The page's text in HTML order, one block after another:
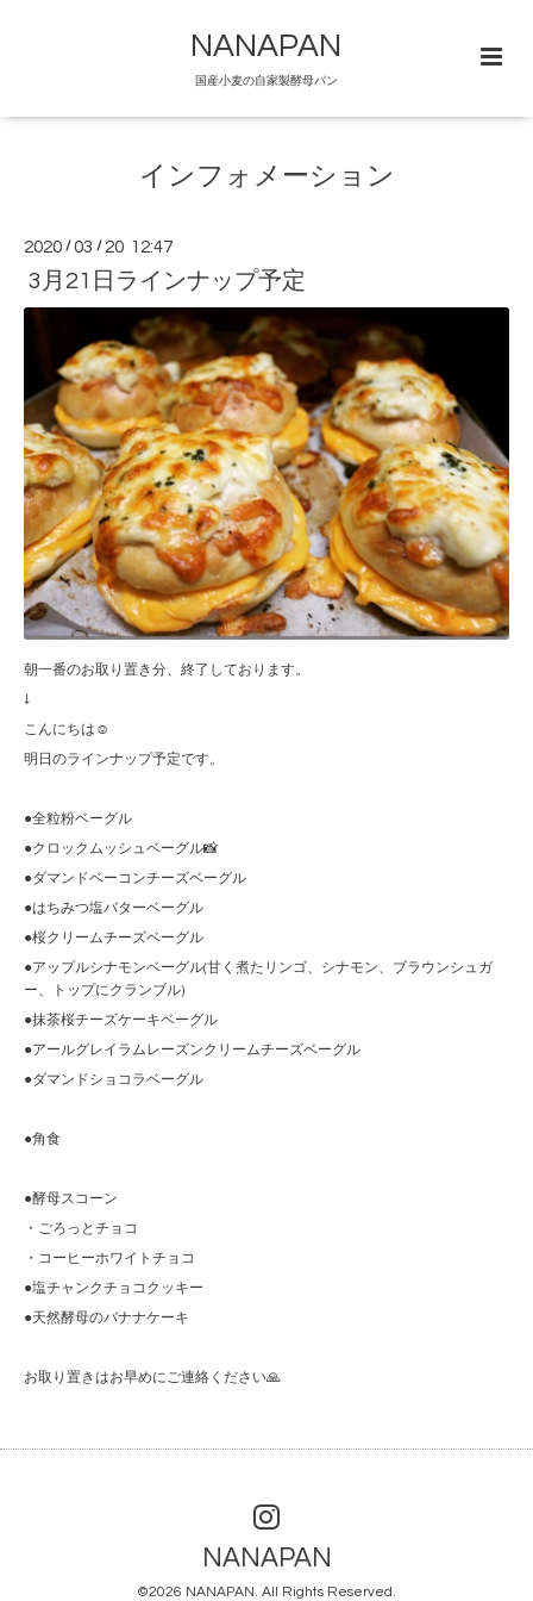
NANAPAN
国産小麦の自家製酵母パン
インフォメーション
2020 /03 / 20 12:47
3月21日ラインナップ予定
朝一番のお取り置き分、終了しております。
↓
こんにちは☺︎
明日のラインナップ予定です。
●全粒粉ベーグル
●クロックムッシュベーグル📸
●ダマンドベーコンチーズベーグル
●はちみつ塩バターベーグル
●桜クリームチーズベーグル
●アップルシナモンベーグル(甘く煮たリンゴ、シナモン、ブラウンシュガ
ー、トップにクランブル)
●抹茶桜チーズケーキベーグル
●アールグレイラムレーズンクリームチーズベーグル
●ダマンドショコラベーグル
●角食
●酵母スコーン
・ごろっとチョコ
・コーヒーホワイトチョコ
●塩チャンクチョコクッキー
●天然酵母のバナナケーキ
お取り置きはお早めにご連絡ください🙏
NANAPAN
©2026 NANAPAN. All Rights Reserved.